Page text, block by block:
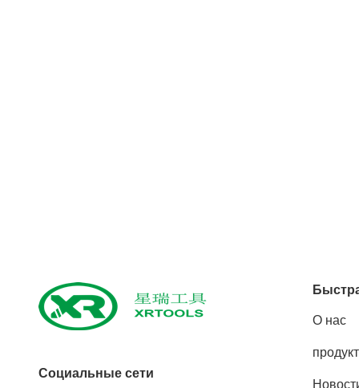
Социальные сети
О нас